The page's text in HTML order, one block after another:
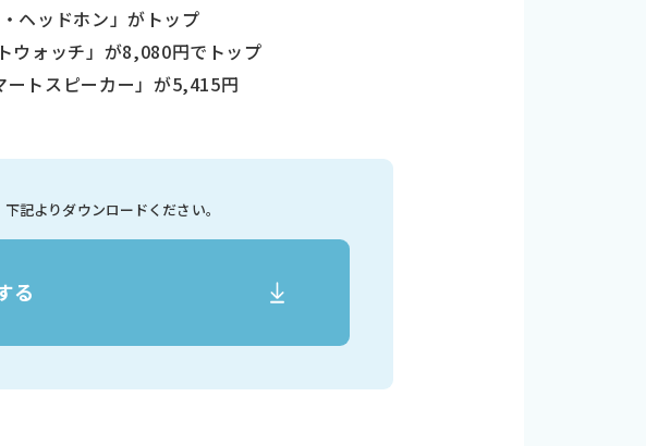
ヘッドホン」がトップ
ォッチ」が8,080円でトップ
トスピーカー」が5,415円
下記よりダウンロードください。
る